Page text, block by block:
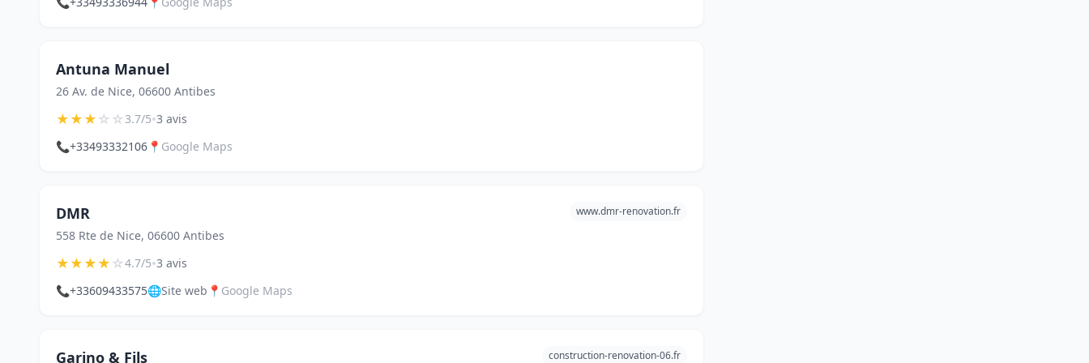
Antuna Manuel
26 Av. de Nice, 06600 Antibes
★★★☆☆3.7/5•3 avis
📞+33493332106 📍 Google Maps
DMR
558 Rte de Nice, 06600 Antibes
www.dmr-renovation.fr
★★★★☆4.7/5•3 avis
📞+33609433575🌐Site web 📍 Google Maps
Garino & Fils construction-renovation-06.fr